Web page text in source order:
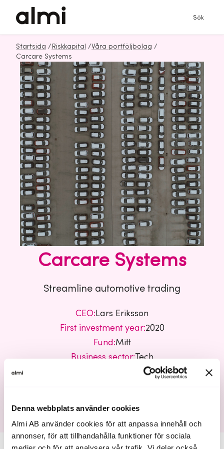
Denna webbplats använder cookies
Almi AB använder cookies för att anpassa innehåll och
annonser, för att tillhandahålla funktioner för sociala
Sök
Startsida / Riskkapital /Våra portföljbolag /
Carcare Systems
Carcare Systems
Streamline automotive trading
CEO:Lars Eriksson
First investment year:2020
Fund:Mitt
Business sector:Tech